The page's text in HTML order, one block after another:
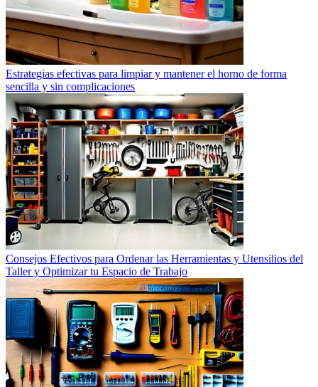
Estrategias efectivas para limpiar y mantener el horno de forma
sencilla y sin complicaciones
Consejos Efectivos para Ordenar las Herramientas y Utensilios del
Taller y Optimizar tu Espacio de Trabajo